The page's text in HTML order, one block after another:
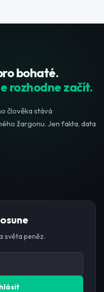
bohaté.
rozhodne začít.
člověka stává
žargonu. Jen fakta, data
světa peněz.